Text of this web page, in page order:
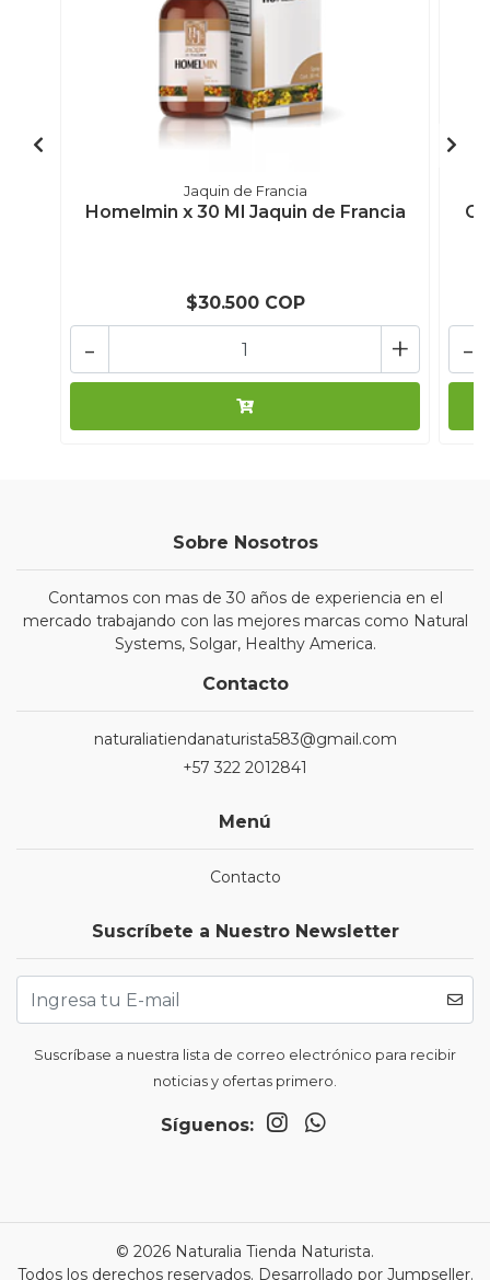
Jaquin de Francia
Homelmin x 30 Ml Jaquin de Francia
$30.500 COP
+
- -
Sobre Nosotros
Contamos con mas de 30 años de experiencia en el
mercado trabajando con las mejores marcas como Natural
Systems, Solgar, Healthy America.
Contacto
naturaliatiendanaturista583@gmail.com
+57 322 2012841
Menú
Contacto
Suscríbete a Nuestro Newsletter
Suscríbase a nuestra lista de correo electrónico para recibir
noticias y ofertas primero.
Síguenos:
© 2026 Naturalia Tienda Naturista.
Todos los derechos reservados. Desarrollado por Jumpseller.